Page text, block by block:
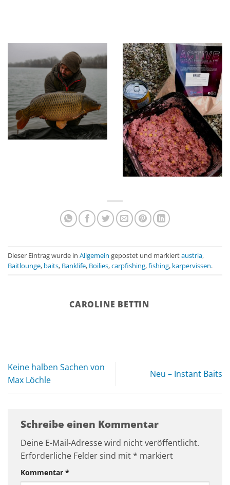
Dieser Eintrag wurde in Allgemein gepostet und markiertaustria,
Baitlounge, baits, Banklife, Boilies,carpfishing,fishing, karpervissen.
CAROLINE BETTIN
Keine halben Sachen von
Max Löchle
Neu – Instant Baits
Schreibe einen Kommentar
Deine E-Mail-Adresse wird nicht veröffentlicht.
Erforderliche Felder sind mit * markiert
Kommentar *